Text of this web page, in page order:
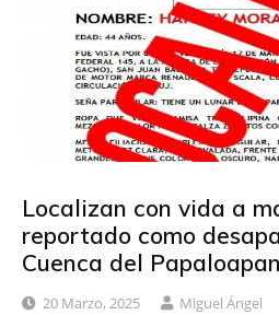
Localizan con vida a
reportado como
Cuenca del Papaloapan
20 Marzo, 2025 Miguel Ángel